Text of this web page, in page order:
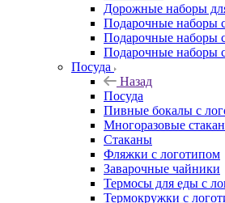
Дорожные наборы
Подарочные наборы
Подарочные наборы
Подарочные наборы
Посуда
Назад
Посуда
Пивные бокалы с
Многоразовые
Стаканы
Фляжки с логотипом
Заварочные чайники
Термосы для еды с
Термокружки с